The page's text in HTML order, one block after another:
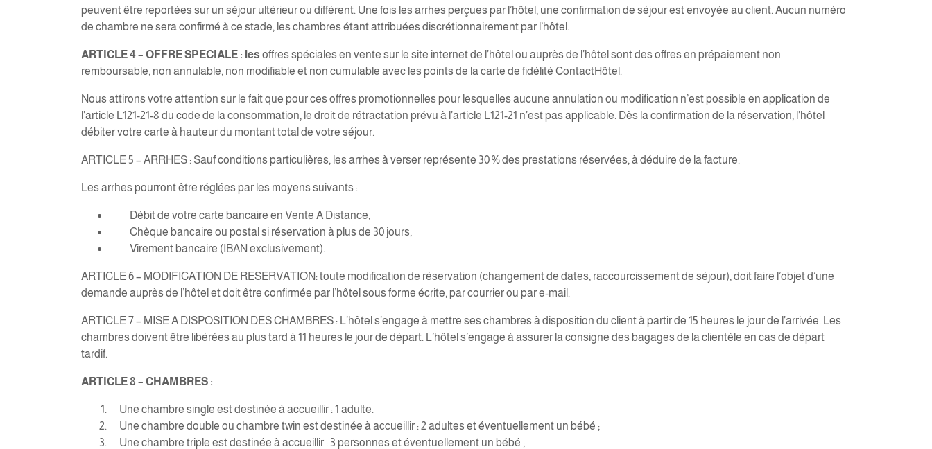
peuvent être reportées sur un séjour ultérieur ou différent. Une fois les arrhes perçues par l’hôtel, une confirmation de séjour est envoyée au client. Aucun numéro
de chambre ne sera confirmé à ce stade, les chambres étant attribuées discrétionnairement par l’hôtel.
ARTICLE 4 – OFFRE SPECIALE : les offres spéciales en vente sur le site internet de l’hôtel ou auprès de l’hôtel sont des offres en prépaiement non
remboursable, non annulable, non modifiable et non cumulable avec les points de la carte de fidélité ContactHôtel.
Nous attirons votre attention sur le fait que pour ces offres promotionnelles pour lesquelles aucune annulation ou modification n’est possible en application de
l’article L121-21-8 du code de la consommation, le droit de rétractation prévu à l’article L121-21 n’est pas applicable. Dès la confirmation de la réservation, l’hôtel
débiter votre carte à hauteur du montant total de votre séjour.
ARTICLE 5 – ARRHES : Sauf conditions particulières, les arrhes à verser représente 30 % des prestations réservées, à déduire de la facture.
Les arrhes pourront être réglées par les moyens suivants :
Débit de votre carte bancaire en Vente A Distance,
Chèque bancaire ou postal si réservation à plus de 30 jours,
Virement bancaire (IBAN exclusivement).
ARTICLE 6 – MODIFICATION DE RESERVATION: toute modification de réservation (changement de dates, raccourcissement de séjour), doit faire l’objet d’une
demande auprès de l’hôtel et doit être confirmée par l’hôtel sous forme écrite, par courrier ou par e-mail.
ARTICLE 7 – MISE A DISPOSITION DES CHAMBRES : L’hôtel s’engage à mettre ses chambres à disposition du client à partir de 15 heures le jour de l’arrivée. Les
chambres doivent être libérées au plus tard à 11 heures le jour de départ. L’hôtel s’engage à assurer la consigne des bagages de la clientèle en cas de départ
tardif.
ARTICLE 8 – CHAMBRES :
Une chambre single est destinée à accueillir : 1 adulte.
Une chambre double ou chambre twin est destinée à accueillir : 2 adultes et éventuellement un bébé ;
Une chambre triple est destinée à accueillir : 3 personnes et éventuellement un bébé ;